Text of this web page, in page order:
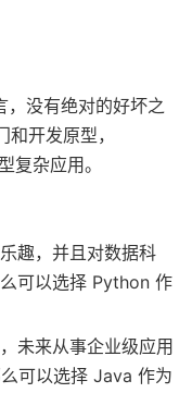
没有绝对的好坏之
开发原型，
复杂应用。
趣，并且对数据科
可以选择 Python 作
未来从事企业级应用
可以选择 Java 作为